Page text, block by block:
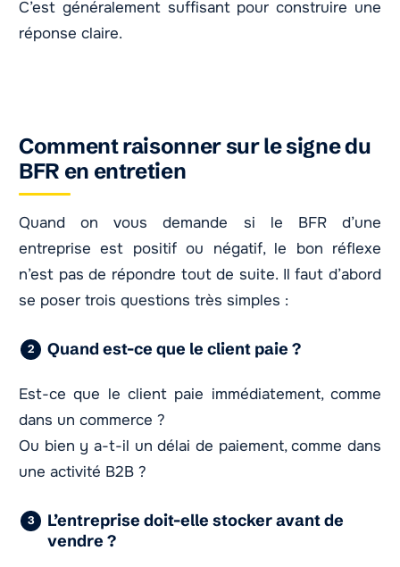
C’est généralement suffisant pour construire une
réponse claire.
Comment raisonner sur le signe du
BFR en entretien
Quand on vous demande si le BFR d’une
entreprise est positif ou négatif, le bon réflexe
n’est pas de répondre tout de suite. Il faut d’abord
se poser trois questions très simples :
Quand est-ce que le client paie ?
Est-ce que le client paie immédiatement, comme
dans un commerce ?
Ou bien y a-t-il un délai de paiement, comme dans
une activité B2B ?
L’entreprise doit-elle stocker avant de
vendre ?